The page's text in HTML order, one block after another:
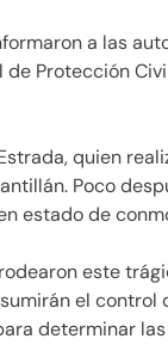
a las
Protección
quien
Poco
estado de
este
el control
determinar